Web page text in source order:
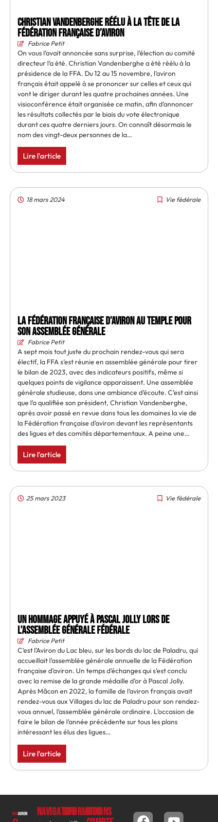
Christian Vandenberghe réélu à la tête de la
Fédération française d’aviron
Fabrice Petit
On vous l’avait annoncée sans surprise, l’élection au comité
directeur l’a été. Christian Vandenberghe a été réélu à la
présidence de la FFA. Du 12 au 15 novembre, l’aviron
français était appelé à se prononcer sur celles et ceux qui
vont le diriger durant les quatre prochaines années. Une
visioconférence était organisée ce matin, afin d’annoncer
les résultats collectés par le biais du vote électronique
durant ces quatre derniers jours. On connaît désormais le
nom des vingt-deux personnes de la…
Lire l'article
18 mars 2024 Vie fédérale
La Fédération française d’aviron au Temple pour
son assemblée générale
Fabrice Petit
A sept mois tout juste du prochain rendez-vous qui sera
électif, la FFA s’est réunie en assemblée générale pour tirer
le bilan de 2023, avec des indicateurs positifs, même si
quelques points de vigilance apparaissent. Une assemblée
générale studieuse, dans une ambiance d’écoute. C’est ainsi
que l’a qualifiée son président, Christian Vandenberghe,
après avoir passé en revue dans tous les domaines la vie de
la Fédération française d’aviron devant les représentants
des ligues et des comités départementaux. A peine une…
Lire l'article
25 mars 2023 Vie fédérale
Un hommage appuyé à Pascal Jolly lors de
l’assemblée générale fédérale
Fabrice Petit
C’est l’Aviron du Lac bleu, sur les bords du lac de Paladru, qui
accueillait l’assemblée générale annuelle de la Fédération
française d’aviron. Un temps d’échanges qui s’est conclu
avec la remise de la grande médaille d’or à Pascal Jolly.
Après Mâcon en 2022, la famille de l’aviron français avait
rendez-vous aux Villages du lac de Paladru pour son rendez-
vous annuel, l’assemblée générale ordinaire. L’occasion de
faire le bilan de l’année précédente sur tous les plans
intéressant les élus des ligues…
Lire l'article
NavigationInformations
Mon